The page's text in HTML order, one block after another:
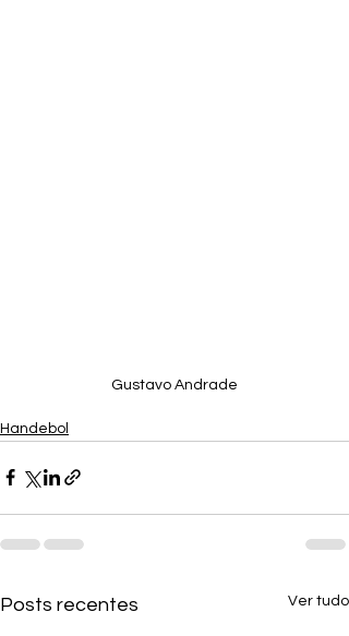
Gustavo Andrade
Handebol
Posts recentes Ver tudo